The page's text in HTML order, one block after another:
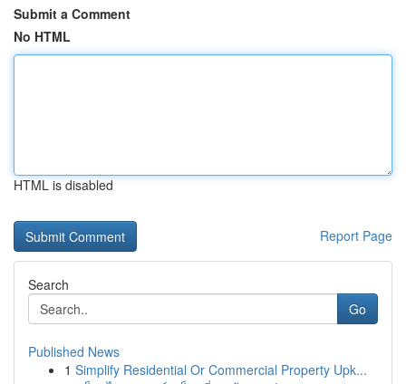
Submit a Comment
No HTML
HTML is disabled
Report Page
Search
Go
Published News
1 Simplify Residential Or Commercial Property Upk...